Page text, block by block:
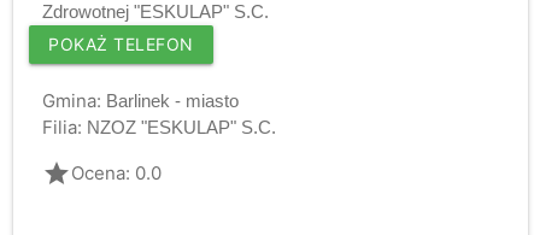
Zdrowotnej "ESKULAP" S.C.
POKAŻ TELEFON
Gmina: Barlinek - miasto
Filia: NZOZ "ESKULAP" S.C.
gradeOcena: 0.0